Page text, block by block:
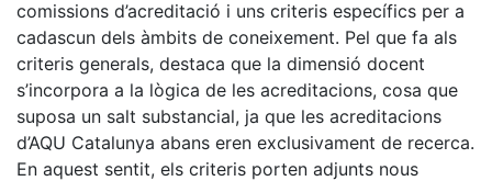
comissions d’acreditació i uns criteris específics per a
cadascun dels àmbits de coneixement. Pel que fa als
criteris generals, destaca que la dimensió docent
s’incorpora a la lògica de les acreditacions, cosa que
suposa un salt substancial, ja que les acreditacions
d’AQU Catalunya abans eren exclusivament de recerca.
En aquest sentit, els criteris porten adjunts nous